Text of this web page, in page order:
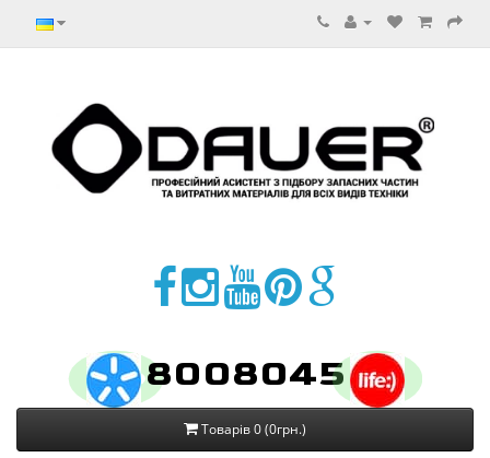
8008045
Товарів 0 (0грн.)